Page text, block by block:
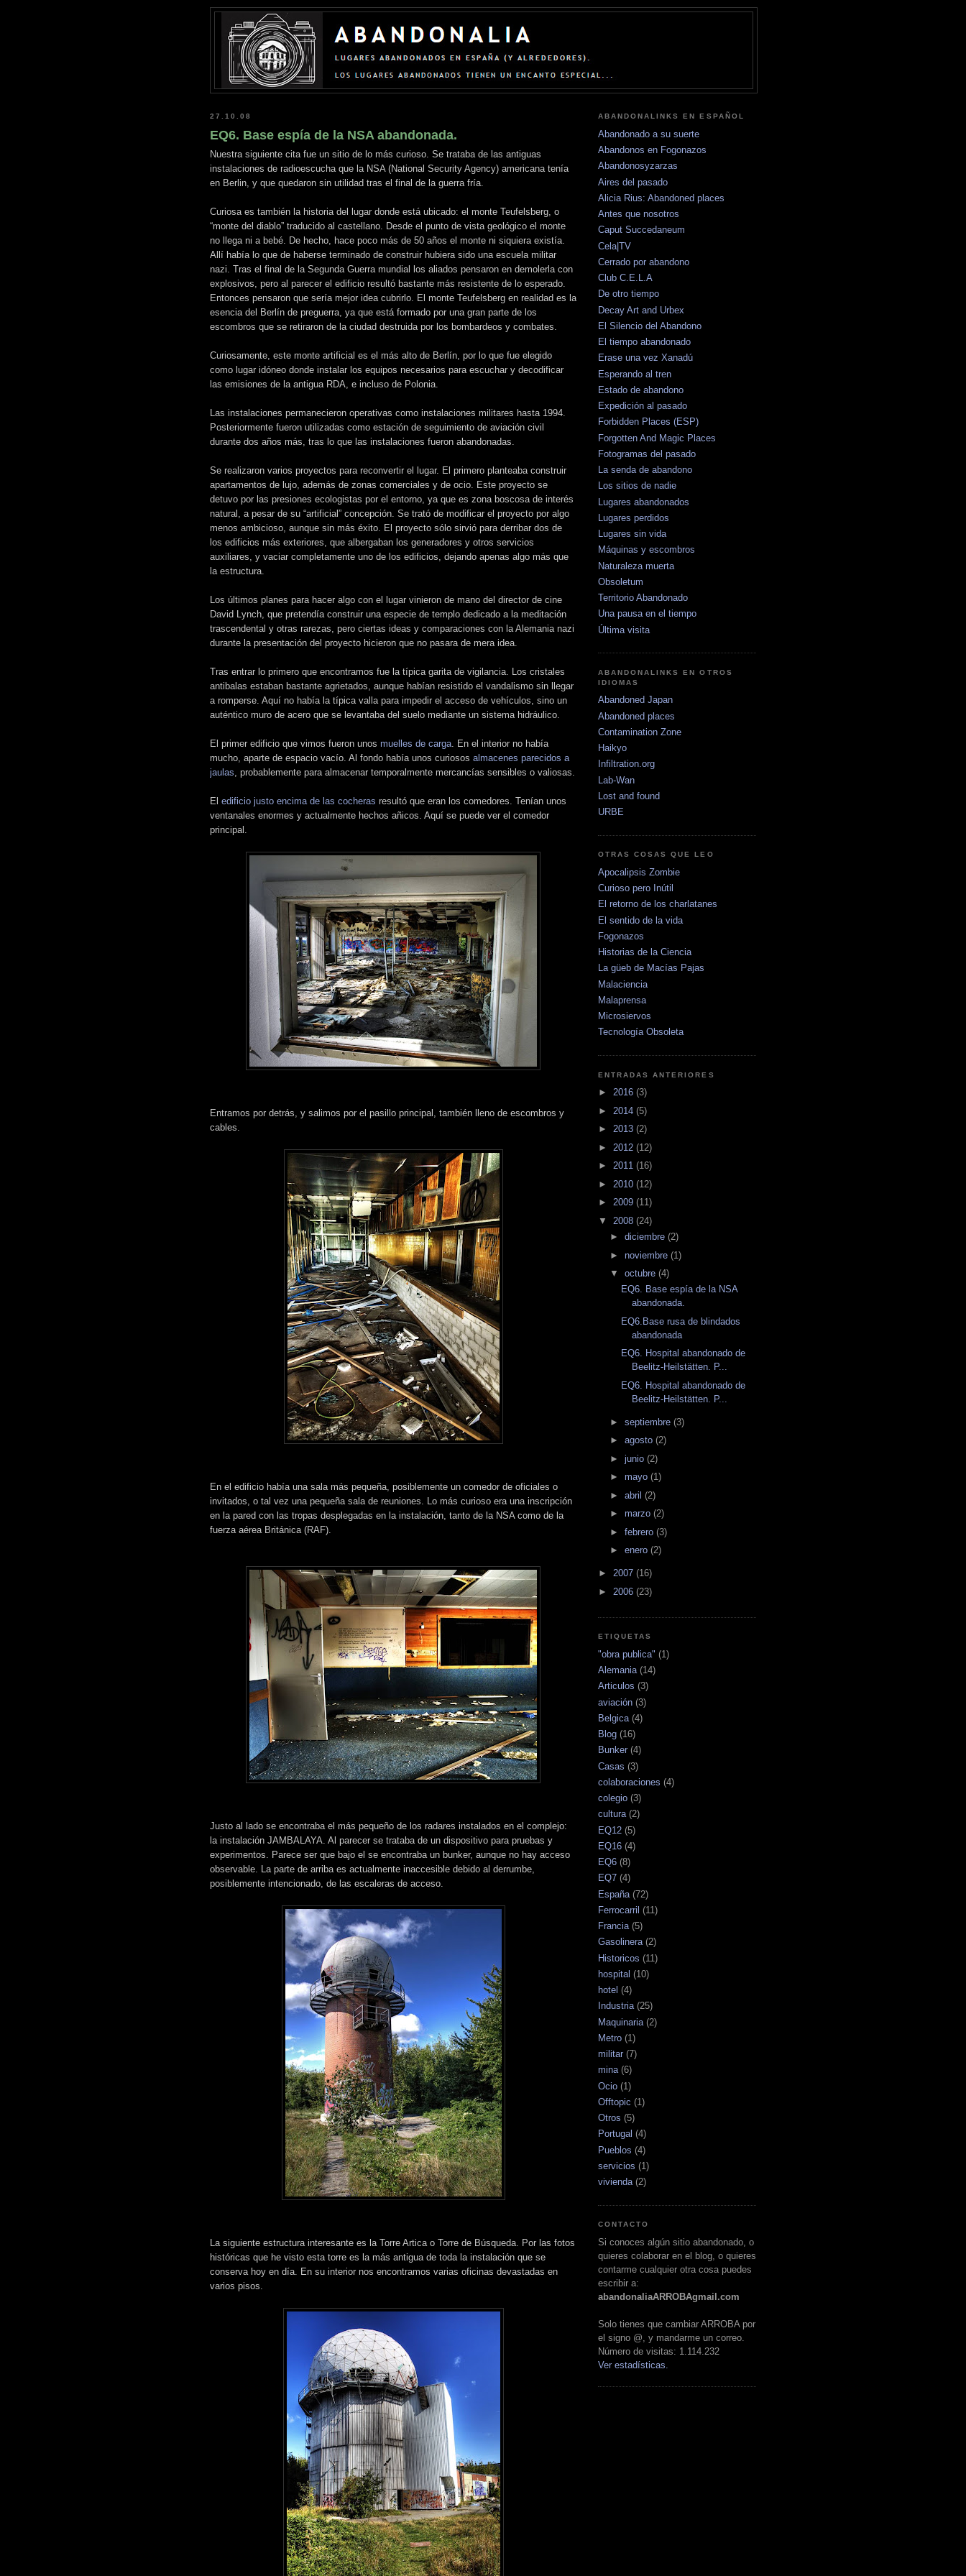
27.10.08
EQ6. Base espía de la NSA abandonada.
Nuestra siguiente cita fue un sitio de lo más curioso. Se trataba de las antiguas
instalaciones de radioescucha que la NSA (National Security Agency) americana tenía
en Berlin, y que quedaron sin utilidad tras el final de la guerra fría.
Curiosa es también la historia del lugar donde está ubicado: el monte Teufelsberg, o
“monte del diablo” traducido al castellano. Desde el punto de vista geológico el monte
no llega ni a bebé. De hecho, hace poco más de 50 años el monte ni siquiera existía.
Allí había lo que de haberse terminado de construir hubiera sido una escuela militar
nazi. Tras el final de la Segunda Guerra mundial los aliados pensaron en demolerla con
explosivos, pero al parecer el edificio resultó bastante más resistente de lo esperado.
Entonces pensaron que sería mejor idea cubrirlo. El monte Teufelsberg en realidad es la
esencia del Berlín de preguerra, ya que está formado por una gran parte de los
escombros que se retiraron de la ciudad destruida por los bombardeos y combates.
Curiosamente, este monte artificial es el más alto de Berlín, por lo que fue elegido
como lugar idóneo donde instalar los equipos necesarios para escuchar y decodificar
las emisiones de la antigua RDA, e incluso de Polonia.
Las instalaciones permanecieron operativas como instalaciones militares hasta 1994.
Posteriormente fueron utilizadas como estación de seguimiento de aviación civil
durante dos años más, tras lo que las instalaciones fueron abandonadas.
Se realizaron varios proyectos para reconvertir el lugar. El primero planteaba construir
apartamentos de lujo, además de zonas comerciales y de ocio. Este proyecto se
detuvo por las presiones ecologistas por el entorno, ya que es zona boscosa de interés
natural, a pesar de su “artificial” concepción. Se trató de modificar el proyecto por algo
menos ambicioso, aunque sin más éxito. El proyecto sólo sirvió para derribar dos de
los edificios más exteriores, que albergaban los generadores y otros servicios
auxiliares, y vaciar completamente uno de los edificios, dejando apenas algo más que
la estructura.
Los últimos planes para hacer algo con el lugar vinieron de mano del director de cine
David Lynch, que pretendía construir una especie de templo dedicado a la meditación
trascendental y otras rarezas, pero ciertas ideas y comparaciones con la Alemania nazi
durante la presentación del proyecto hicieron que no pasara de mera idea.
Tras entrar lo primero que encontramos fue la típica garita de vigilancia. Los cristales
antibalas estaban bastante agrietados, aunque habían resistido el vandalismo sin llegar
a romperse. Aquí no había la típica valla para impedir el acceso de vehículos, sino un
auténtico muro de acero que se levantaba del suelo mediante un sistema hidráulico.
El primer edificio que vimos fueron unos muelles de carga . En el interior no había
mucho, aparte de espacio vacío. Al fondo había unos curiosos almacenes parecidos a
jaulas , probablemente para almacenar temporalmente mercancías sensibles o valiosas.
El edificio justo encima de las cocheras resultó que eran los comedores. Tenían unos
ventanales enormes y actualmente hechos añicos. Aquí se puede ver el comedor
principal.
Entramos por detrás, y salimos por el pasillo principal, también lleno de escombros y
cables.
En el edificio había una sala más pequeña, posiblemente un comedor de oficiales o
invitados, o tal vez una pequeña sala de reuniones. Lo más curioso era una inscripción
en la pared con las tropas desplegadas en la instalación, tanto de la NSA como de la
fuerza aérea Británica (RAF).
Justo al lado se encontraba el más pequeño de los radares instalados en el complejo:
la instalación JAMBALAYA. Al parecer se trataba de un dispositivo para pruebas y
experimentos. Parece ser que bajo el se encontraba un bunker, aunque no hay acceso
observable. La parte de arriba es actualmente inaccesible debido al derrumbe,
posiblemente intencionado, de las escaleras de acceso.
La siguiente estructura interesante es la Torre Artica o Torre de Búsqueda. Por las fotos
históricas que he visto esta torre es la más antigua de toda la instalación que se
conserva hoy en día. En su interior nos encontramos varias oficinas devastadas en
varios pisos.
ABANDONALINKS EN ESPAÑOL
Abandonado a su suerte
Abandonos en Fogonazos
Abandonosyzarzas
Aires del pasado
Alicia Rius: Abandoned places
Antes que nosotros
Caput Succedaneum
Cela|TV
Cerrado por abandono
Club C.E.L.A
De otro tiempo
Decay Art and Urbex
El Silencio del Abandono
El tiempo abandonado
Erase una vez Xanadú
Esperando al tren
Estado de abandono
Expedición al pasado
Forbidden Places (ESP)
Forgotten And Magic Places
Fotogramas del pasado
La senda de abandono
Los sitios de nadie
Lugares abandonados
Lugares perdidos
Lugares sin vida
Máquinas y escombros
Naturaleza muerta
Obsoletum
Territorio Abandonado
Una pausa en el tiempo
Última visita
ABANDONALINKS EN OTROS
IDIOMAS
Abandoned Japan
Abandoned places
Contamination Zone
Haikyo
Infiltration.org
Lab-Wan
Lost and found
URBE
OTRAS COSAS QUE LEO
Apocalipsis Zombie
Curioso pero Inútil
El retorno de los charlatanes
El sentido de la vida
Fogonazos
Historias de la Ciencia
La güeb de Macías Pajas
Malaciencia
Malaprensa
Microsiervos
Tecnología Obsoleta
ENTRADAS ANTERIORES
► 2016 (3)
► 2014 (5)
► 2013 (2)
► 2012 (12)
► 2011 (16)
► 2010 (12)
► 2009 (11)
▼ 2008 (24)
► diciembre (2)
► noviembre (1)
▼ octubre (4)
EQ6. Base espía de la NSA
abandonada.
EQ6.Base rusa de blindados
abandonada
EQ6. Hospital abandonado de
Beelitz-Heilstätten. P...
EQ6. Hospital abandonado de
Beelitz-Heilstätten. P...
► septiembre (3)
► agosto (2)
► junio (2)
► mayo (1)
► abril (2)
► marzo (2)
► febrero (3)
► enero (2)
► 2007 (16)
► 2006 (23)
ETIQUETAS
"obra publica" (1)
Alemania (14)
Articulos (3)
aviación (3)
Belgica (4)
Blog (16)
Bunker (4)
Casas (3)
colaboraciones (4)
colegio (3)
cultura (2)
EQ12 (5)
EQ16 (4)
EQ6 (8)
EQ7 (4)
España (72)
Ferrocarril (11)
Francia (5)
Gasolinera (2)
Historicos (11)
hospital (10)
hotel (4)
Industria (25)
Maquinaria (2)
Metro (1)
militar (7)
mina (6)
Ocio (1)
Offtopic (1)
Otros (5)
Portugal (4)
Pueblos (4)
servicios (1)
vivienda (2)
CONTACTO
Si conoces algún sitio abandonado, o
quieres colaborar en el blog, o quieres
contarme cualquier otra cosa puedes
escribir a:
abandonaliaARROBAgmail.com
Solo tienes que cambiar ARROBA por
el signo @, y mandarme un correo.
Número de visitas: 1.114.232
Ver estadísticas.